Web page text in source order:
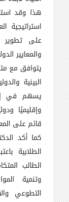
هذا وقد
استراتيجية
على تطوير
والمعايير
يتوافق مع
البينية
يسهم في
وإقليميًا
قائم على
كما أكد
الطلابية
الطالب
وتنمية
التطوعي